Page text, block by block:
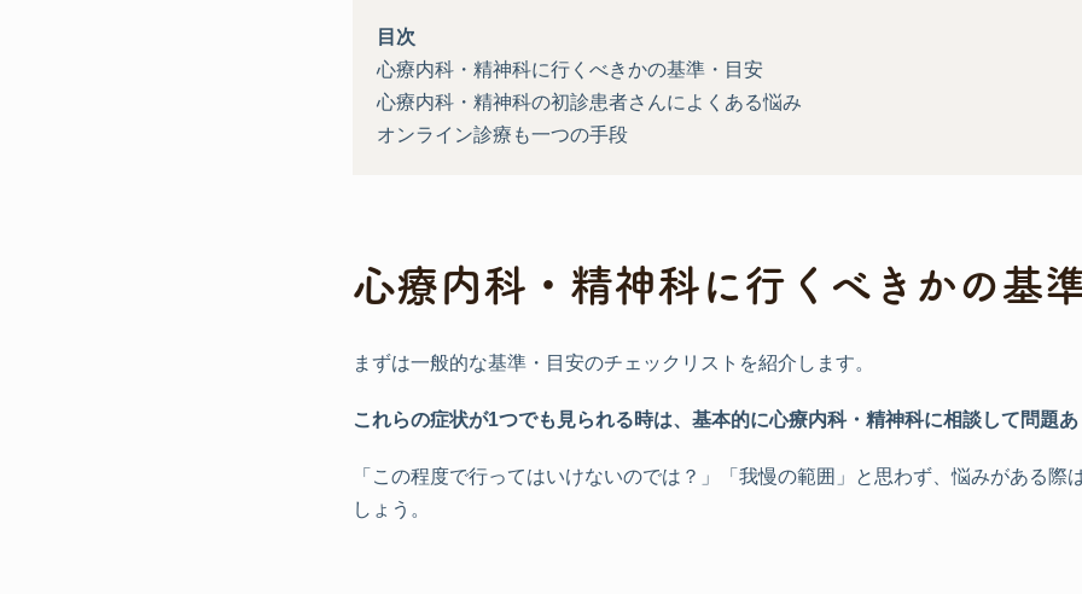
目次
心療内科・精神科に行くべきかの基準・目安
心療内科・精神科の初診患者さんによくある悩み
オンライン診療も一つの手段
心療内科・精神科に行くべきかの基
まずは一般的な基準・目安のチェックリストを紹介します。
これらの症状が1つでも見られる時は、基本的に心療内科・精神科に相談して問題
「この程度で行ってはいけないのでは？」「我慢の範囲」と思わず、悩みがある際
しょう。